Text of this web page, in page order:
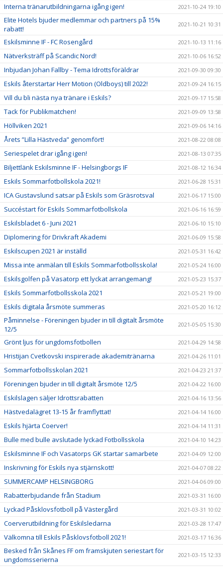
Interna tränarutbildningarna igång igen! 2021-10-24 19:10
Elite Hotels bjuder medlemmar och partners på 15%
rabatt!
2021-10-21 10:31
Eskilsminne IF - FC Rosengård 2021-10-13 11:16
Nätverksträff på Scandic Nord! 2021-10-06 16:52
Inbjudan Johan Fallby - Tema Idrottsföräldrar 2021-09-30 09:30
Eskils återstartar Herr Motion (Oldboys) till 2022! 2021-09-24 16:15
Vill du bli nästa nya tränare i Eskils? 2021-09-17 15:58
Tack för Publikmatchen! 2021-09-09 13:58
Höllviken 2021 2021-09-06 14:16
Årets ”Lilla Hästveda” genomfört! 2021-08-22 08:08
Seriespelet drar igång igen! 2021-08-13 07:35
Biljettlänk Eskilsminne IF - Helsingborgs IF 2021-08-12 16:34
Eskils Sommarfotbollskola 2021! 2021-06-28 15:31
ICA Gustavslund satsar på Eskils som Gräsrotsval 2021-06-17 15:00
Succéstart för Eskils Sommarfotbollskola 2021-06-16 16:59
Eskilsbladet 6 - Juni 2021 2021-06-10 15:10
Diplomering för Drivkraft Akademi 2021-06-09 15:58
Eskilscupen 2021 är inställd 2021-05-31 16:42
Missa inte anmälan till Eskils Sommarfotbollsskola! 2021-05-24 16:00
Eskilsgolfen på Vasatorp ett lyckat arrangemang! 2021-05-23 15:37
Eskils Sommarfotbollsskola 2021 2021-05-21 19:00
Eskils digitala årsmöte summeras 2021-05-20 16:12
Påminnelse - Föreningen bjuder in till digitalt årsmöte
12/5
2021-05-05 15:30
Grönt ljus för ungdomsfotbollen 2021-04-29 14:58
Hristijan Cvetkovski inspirerade akademitränarna 2021-04-26 11:01
Sommarfotbollsskolan 2021 2021-04-23 21:37
Föreningen bjuder in till digitalt årsmöte 12/5 2021-04-22 16:00
Eskilslagen säljer Idrottsrabatten 2021-04-16 13:56
Hästvedalägret 13-15 år framflyttat! 2021-04-14 16:00
Eskils hjärta Coerver! 2021-04-14 11:31
Bulle med bulle avslutade lyckad Fotbollsskola 2021-04-10 14:23
Eskilsminne IF och Vasatorps GK startar samarbete 2021-04-09 12:00
Inskrivning för Eskils nya stjärnskott! 2021-04-07 08:22
SUMMERCAMP HELSINGBORG 2021-04-06 09:00
Rabatterbjudande från Stadium 2021-03-31 16:00
Lyckad Påsklovsfotboll på Västergård 2021-03-31 10:02
Coerverutbildning för Eskilsledarna 2021-03-28 17:47
Välkomna till Eskils Påsklovsfotboll 2021! 2021-03-17 16:36
Besked från Skånes FF om framskjuten seriestart för
ungdomsserierna
2021-03-15 12:33